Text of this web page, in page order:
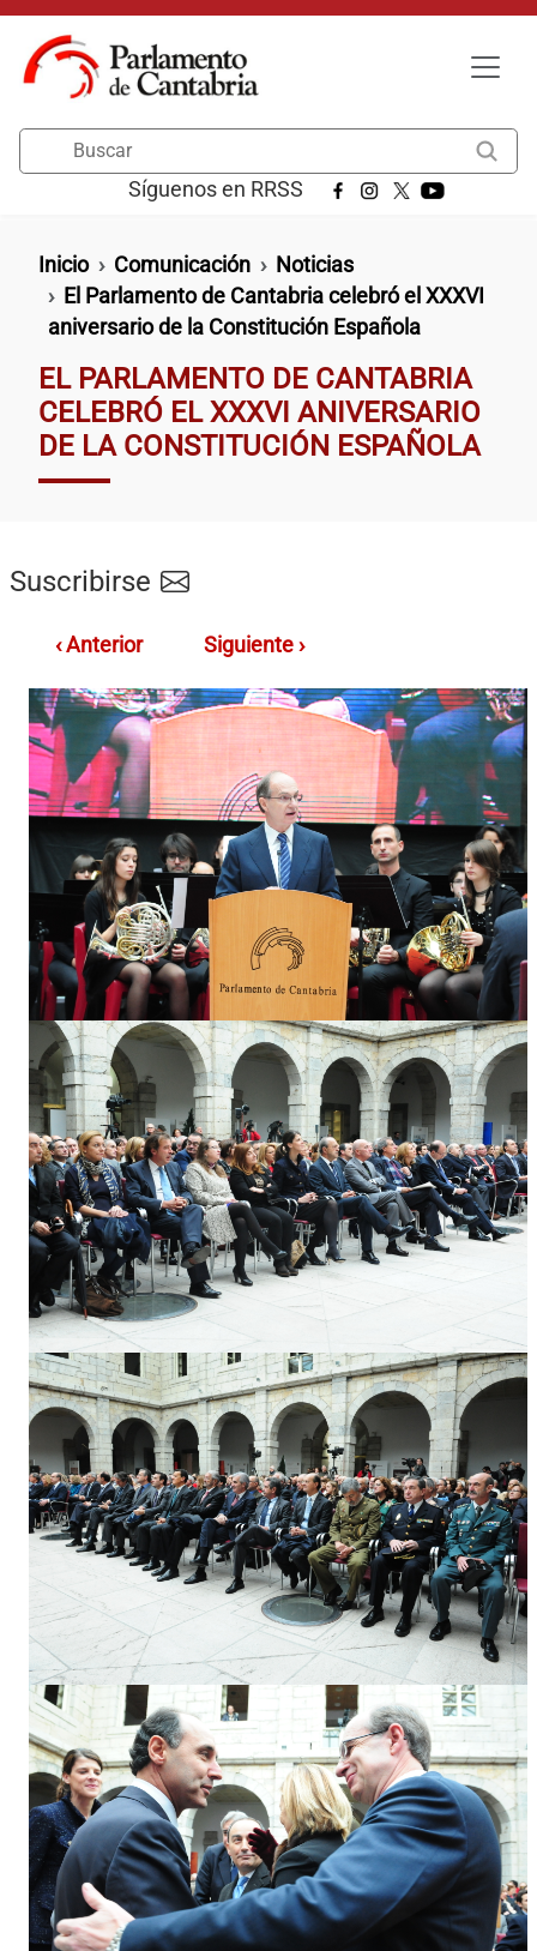
Pasar al contenido principal
Síguenos en RRSS
Ruta de navegación
Inicio Comunicación
Noticias
El Parlamento de Cantabria celebró el XXXVI
aniversario de la Constitución Española
EL PARLAMENTO DE CANTABRIA
CELEBRÓ EL XXXVI ANIVERSARIO
DE LA CONSTITUCIÓN ESPAÑOLA
Suscribirse
‹ Anterior Siguiente ›